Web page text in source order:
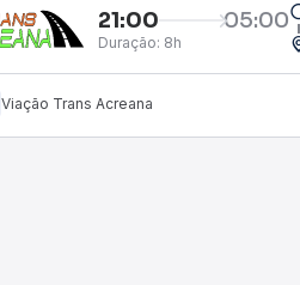
21:00 05:00
Duração: 8h
Viação Trans Acreana